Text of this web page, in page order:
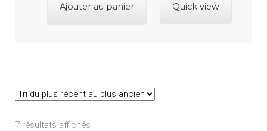
Ajouter au panier Quick view
7 résultats affichésTrié